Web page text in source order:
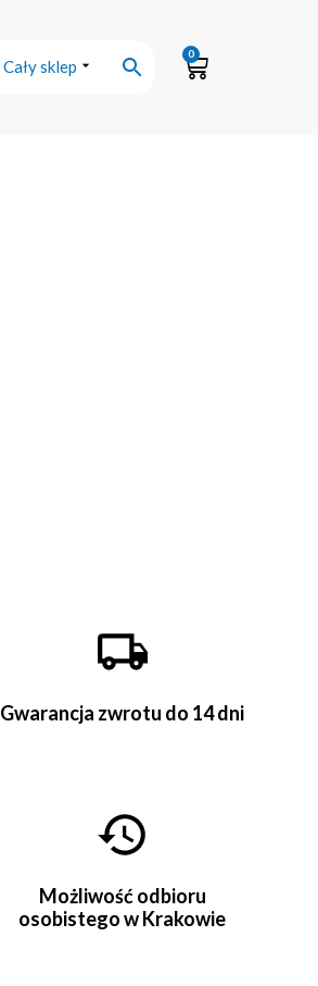
Cały sklep
0
Gwarancja zwrotu do 14 dni
Możliwość odbioru
osobistego w Krakowie